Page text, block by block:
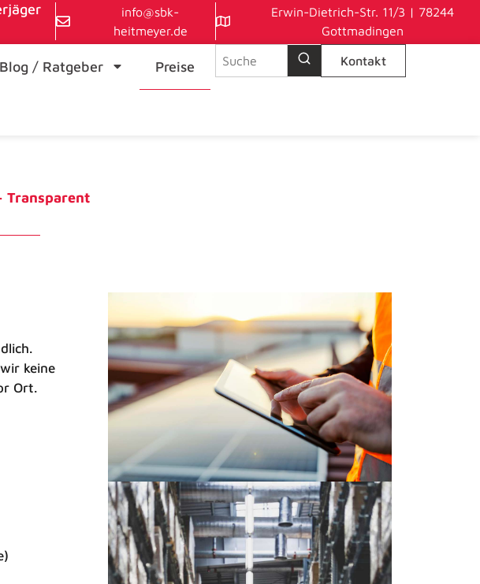
info@sbk-
heitmeyer.de
Erwin-Dietrich-Str. 11/3 | 78244
Gottmadingen
Blog / Ratgeber Preise
Suche nach:
Kontakt
Transparent
keine
Ort.